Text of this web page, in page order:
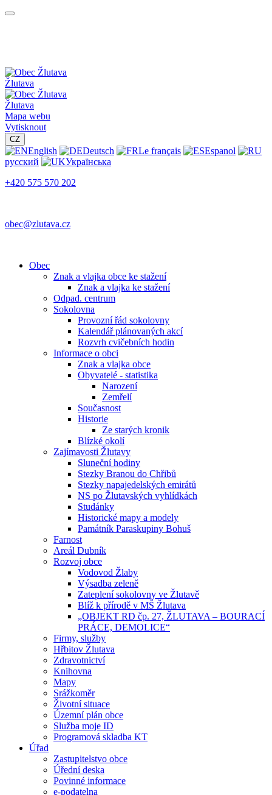
Žlutava
Žlutava
Mapa webu
Vytisknout
CZ
English Deutsch Le français
Espanol
русский
Українська
+420 575 570 202
obec@zlutava.cz
Obec
Znak a vlajka obce ke stažení
Znak a vlajka ke stažení
Odpad. centrum
Sokolovna
Provozní řád sokolovny
Kalendář plánovaných akcí
Rozvrh cvičebních hodin
Informace o obci
Znak a vlajka obce
Obyvatelé - statistika
Narození
Zemřelí
Současnost
Historie
Ze starých kronik
Blízké okolí
Zajímavosti Žlutavy
Sluneční hodiny
Stezky Branou do Chřibů
Stezky napajedelských emirátů
NS po Žlutavských vyhlídkách
Studánky
Historické mapy a modely
Památník Paraskupiny Bohuš
Farnost
Areál Dubník
Rozvoj obce
Vodovod Žlaby
Výsadba zeleně
Zateplení sokolovny ve Žlutavě
Blíž k přírodě v MŠ Žlutava
„OBJEKT RD čp. 27, ŽLUTAVA – BOURACÍ
PRÁCE, DEMOLICE“
Firmy, služby
Hřbitov Žlutava
Zdravotnictví
Knihovna
Mapy
Srážkoměr
Životní situace
Územní plán obce
Služba moje ID
Programová skladba KT
Úřad
Zastupitelstvo obce
Úřední deska
Povinné informace
e-podatelna